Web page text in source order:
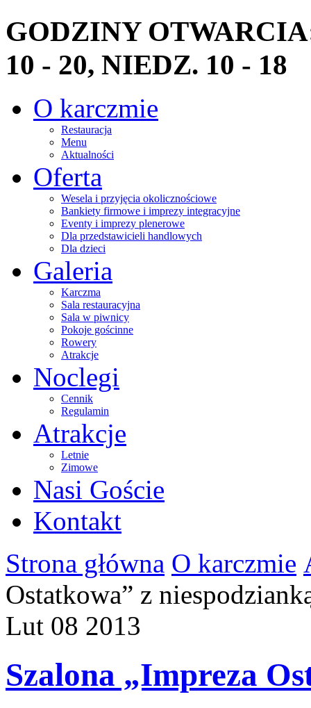
GODZINY
10 - 20, NIEDZ. 10 - 18
O karczmie
Restauracja
Menu
Aktualności
Oferta
Wesela i przyjęcia okolicznościowe
Bankiety firmowe i imprezy integracyjne
Eventy i imprezy plenerowe
Dla przedstawicieli handlowych
Dla dzieci
Galeria
Karczma
Sala restauracyjna
Sala w piwnicy
Pokoje gościnne
Rowery
Atrakcje
Noclegi
Cennik
Regulamin
Atrakcje
Letnie
Zimowe
Nasi Goście
Kontakt
Strona główna O karczmie
Ostatkowa” z
Lut 08 2013
Szalona „Impreza